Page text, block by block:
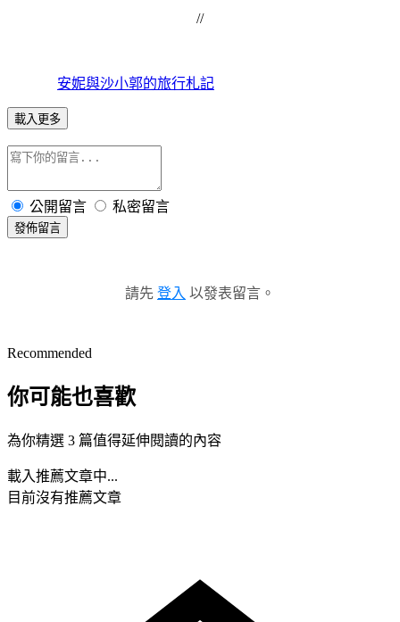
//
安妮與沙小郭的旅行札記
載入更多
公開留言 私密留言
發佈留言
請先 登入 以發表留言。
Recommended
你可能也喜歡
為你精選 3 篇值得延伸閱讀的內容
載入推薦文章中...
目前沒有推薦文章